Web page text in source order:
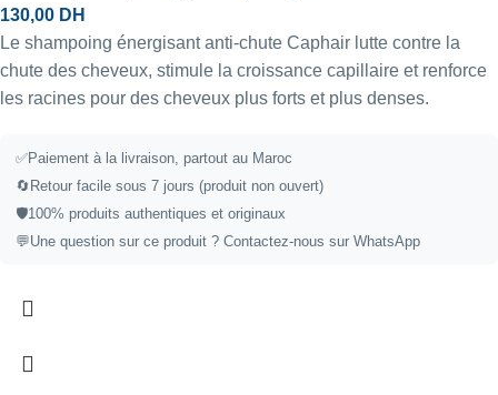
130,00 DH
Le shampoing énergisant anti-chute Caphair lutte contre la
chute des cheveux, stimule la croissance capillaire et renforce
les racines pour des cheveux plus forts et plus denses.
✅Paiement à la livraison, partout au Maroc
🔄Retour facile sous 7 jours (produit non ouvert)
🛡️100% produits authentiques et originaux
💬Une question sur ce produit ? Contactez-nous sur WhatsApp